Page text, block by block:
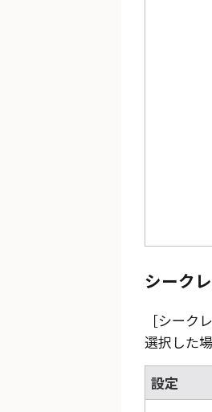
シーク
シーク
選択した
設定